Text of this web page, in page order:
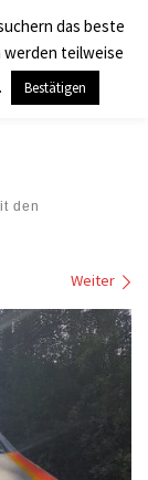
Search
den
Weiter
das beste
werden teilweise
Bestätigen